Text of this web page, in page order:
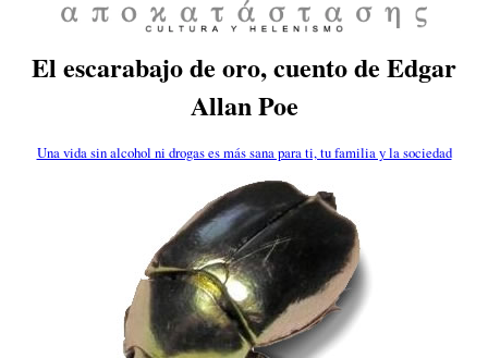
El escarabajo de oro, cuento de Edgar
Allan Poe
Una vida sin alcohol ni drogas es más sana para ti, tu familia y la sociedad